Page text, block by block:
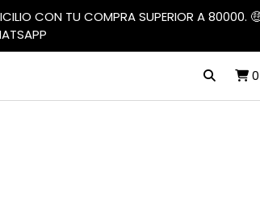
CON TU COMPRA SUPERIOR A 80000.
0